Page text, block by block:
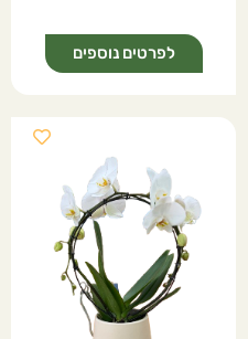
לפרטים נוספים